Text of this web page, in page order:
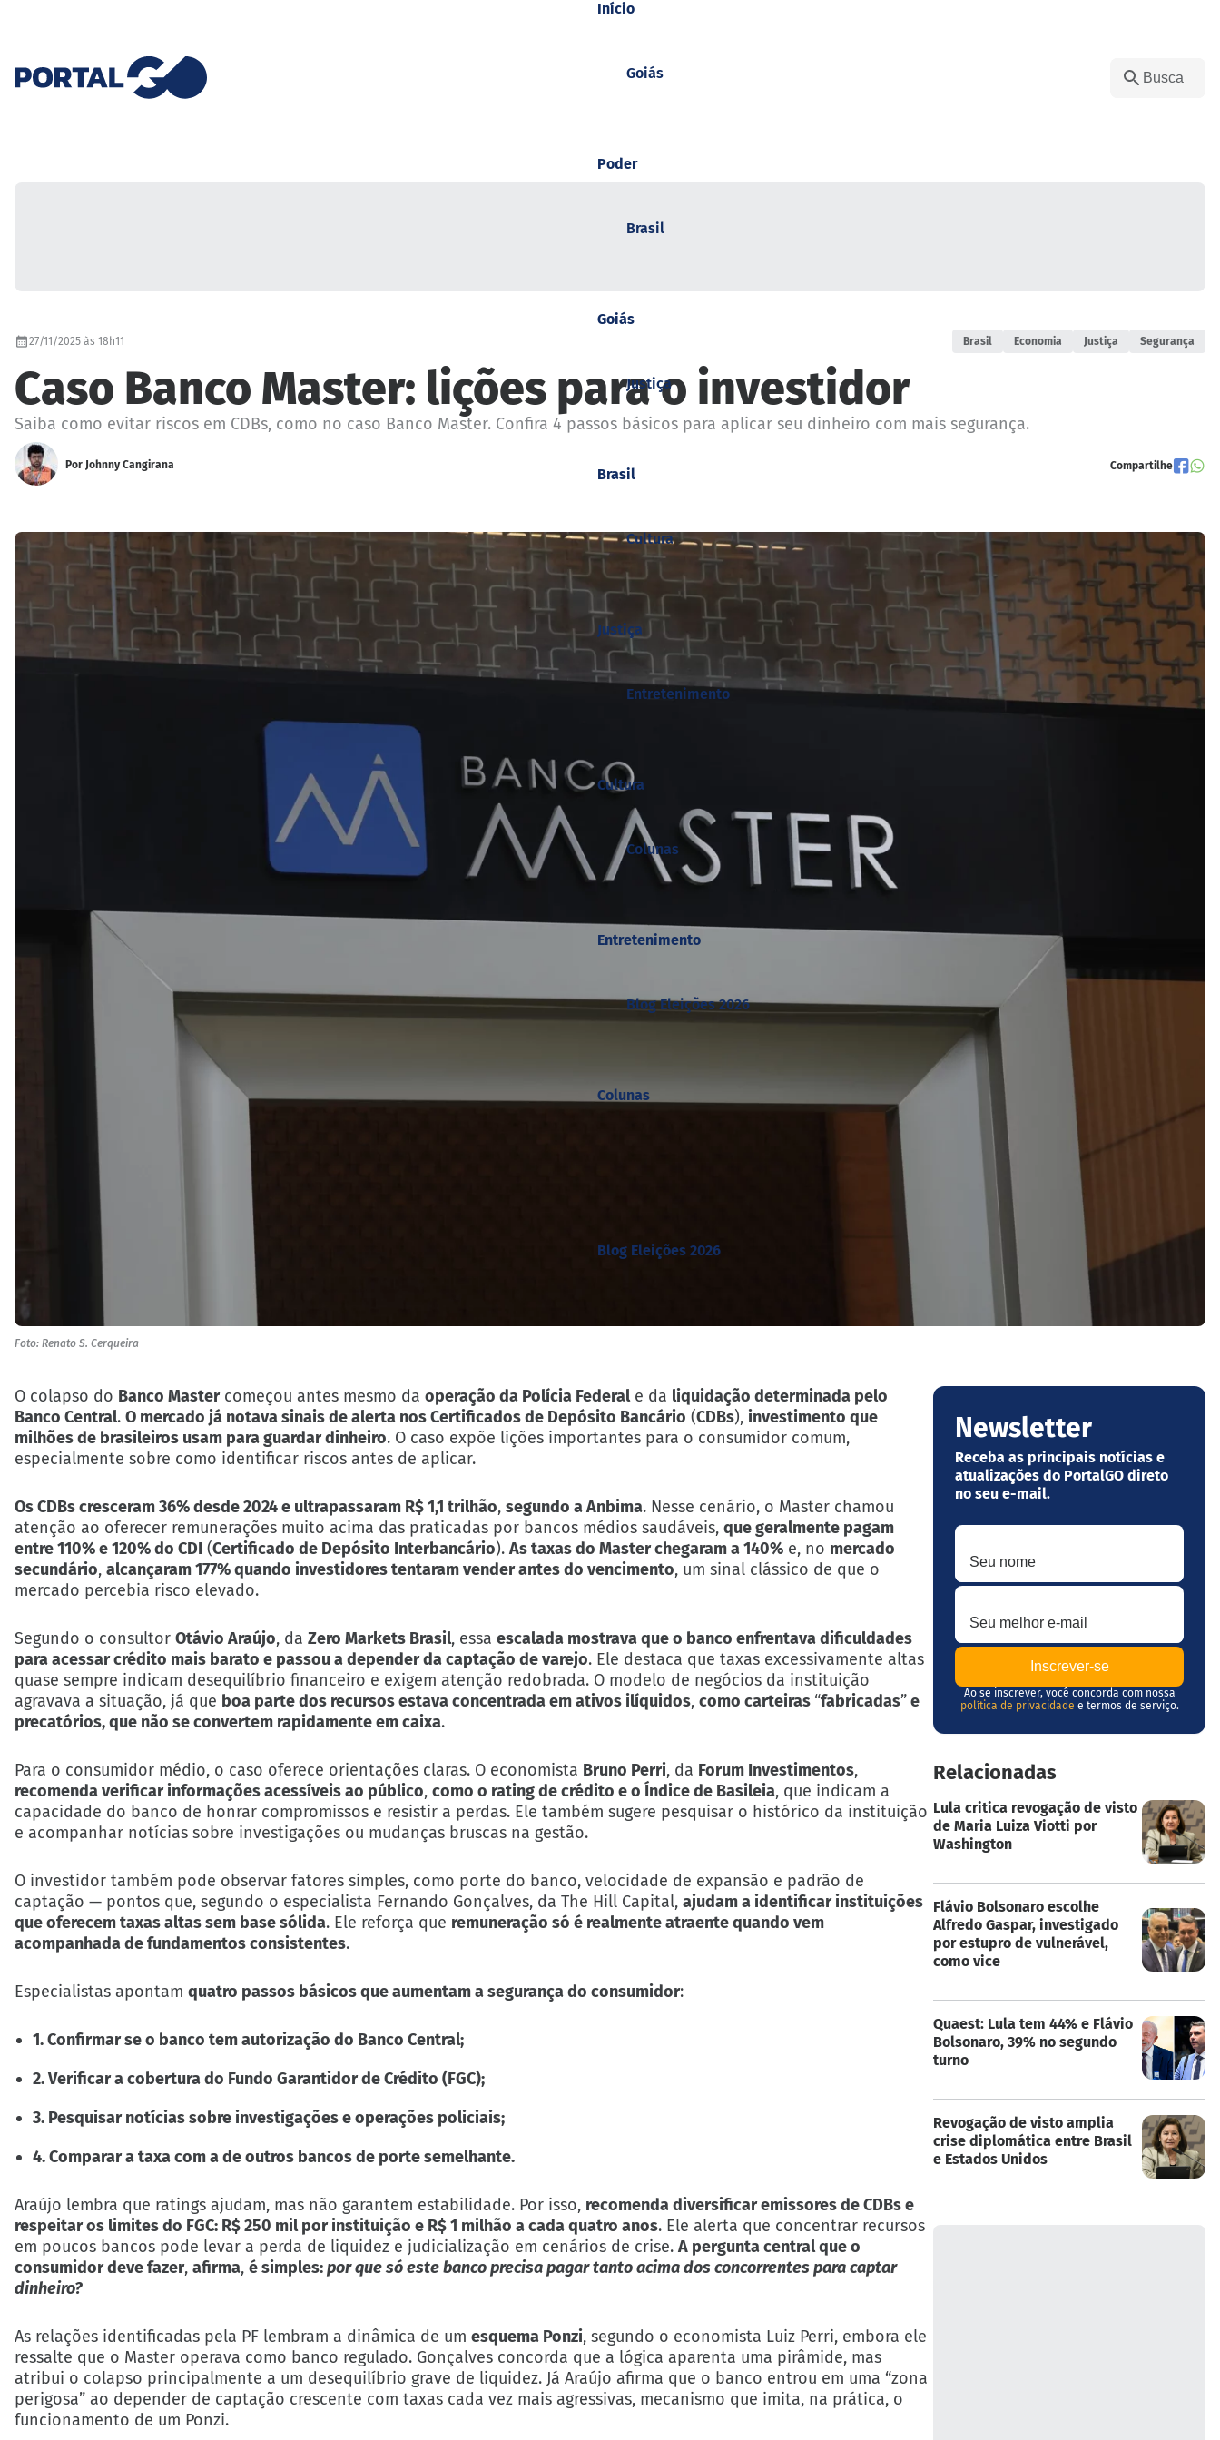
Goiás
Brasil
Justiça
Cultura
Entretenimento
Colunas
Blog Eleições 2026
Início
Poder
Goiás
Brasil
Justiça
Cultura
Entretenimento
Colunas
Blog Eleições 2026
27/11/2025 às 18h11 Brasil Economia Justiça Segurança
Caso Banco Master: lições para o investidor
Saiba como evitar riscos em CDBs, como no caso Banco Master. Confira 4 passos básicos para aplicar seu dinheiro com mais segurança.
Por Johnny Cangirana Compartilhe
Foto: Renato S. Cerqueira
O colapso do Banco Mastercomeçou antes mesmo da operação da Polícia Federale da liquidação determinada pelo
Banco Central. O mercado já notava sinais de alerta nos Certificados de Depósito Bancário (CDBs), investimento que
milhões de brasileiros usam para guardar dinheiro. O caso expõe lições importantes para o consumidor comum,
especialmente sobre como identificar riscos antes de aplicar.
Os CDBs cresceram 36% desde 2024 e ultrapassaram R$ 1,1 trilhão, segundo a Anbima. Nesse cenário, o Master chamou
atenção ao oferecer remunerações muito acima das praticadas por bancos médios saudáveis, que geralmente pagam
entre 110% e 120% do CDI (Certificado de Depósito Interbancário). As taxas do Master chegaram a 140% e, no mercado
secundário, alcançaram 177% quando investidores tentaram vender antes do vencimento, um sinal clássico de que o
mercado percebia risco elevado.
Segundo o consultor Otávio Araújo, da Zero Markets Brasil, essa escalada mostrava que o banco enfrentava dificuldades
para acessar crédito mais barato e passou a depender da captação de varejo. Ele destaca que taxas excessivamente altas
quase sempre indicam desequilíbrio financeiro e exigem atenção redobrada. O modelo de negócios da instituição
agravava a situação, já que boa parte dos recursos estava concentrada em ativos ilíquidos, como carteiras“fabricadas”e
precatórios, que não se convertem rapidamente em caixa.
Para o consumidor médio, o caso oferece orientações claras. O economista Bruno Perri, da Forum Investimentos,
recomenda verificar informações acessíveis ao público, como o rating de crédito e o Índice de Basileia, que indicam a
capacidade do banco de honrar compromissos e resistir a perdas. Ele também sugere pesquisar o histórico da instituição
e acompanhar notícias sobre investigações ou mudanças bruscas na gestão.
O investidor também pode observar fatores simples, como porte do banco, velocidade de expansão e padrão de
captação — pontos que, segundo o especialista Fernando Gonçalves, da The Hill Capital, ajudam a identificar instituições
que oferecem taxas altas sem base sólida. Ele reforça que remuneração só é realmente atraente quando vem
acompanhada de fundamentos consistentes.
Especialistas apontam quatro passos básicos que aumentam a segurança do consumidor:
1. Confirmar se o banco tem autorização do Banco Central;
2. Verificar a cobertura do Fundo Garantidor de Crédito (FGC);
3. Pesquisar notícias sobre investigações e operações policiais;
4. Comparar a taxa com a de outros bancos de porte semelhante.
Araújo lembra que ratings ajudam, mas não garantem estabilidade. Por isso, recomenda diversificar emissores de CDBs e
respeitar os limites do FGC: R$ 250 mil por instituição e R$ 1 milhão a cada quatro anos. Ele alerta que concentrar recursos
em poucos bancos pode levar a perda de liquidez e judicialização em cenários de crise. A pergunta central que o
consumidor deve fazer, afirma, é simples:por que só este banco precisa pagar tanto acima dos concorrentes para captar
dinheiro?
As relações identificadas pela PF lembram a dinâmica de um esquema Ponzi, segundo o economista Luiz Perri, embora ele
ressalte que o Master operava como banco regulado. Gonçalves concorda que a lógica aparenta uma pirâmide, mas
atribui o colapso principalmente a um desequilíbrio grave de liquidez. Já Araújo afirma que o banco entrou em uma “zona
perigosa” ao depender de captação crescente com taxas cada vez mais agressivas, mecanismo que imita, na prática, o
funcionamento de um Ponzi.
Newsletter
Receba as principais notícias e
atualizações do PortalGO direto
no seu e-mail.
Seu nome
Seu melhor e-mail
Ao se inscrever, você concorda com nossa
política de privacidade e termos de serviço.
Relacionadas
Lula critica revogação de visto
de Maria Luiza Viotti por
Washington
Flávio Bolsonaro escolhe
Alfredo Gaspar, investigado
por estupro de vulnerável,
como vice
Quaest: Lula tem 44% e Flávio
Bolsonaro, 39% no segundo
turno
Revogação de visto amplia
crise diplomática entre Brasil
e Estados Unidos